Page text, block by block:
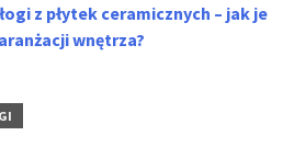
z płytek ceramicznych – jak je
wnętrza?